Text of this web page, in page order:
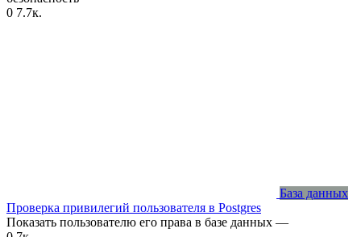
0 7.7к.
База данных
Проверка привилегий пользователя в Postgres
Показать пользователю его права в базе данных —